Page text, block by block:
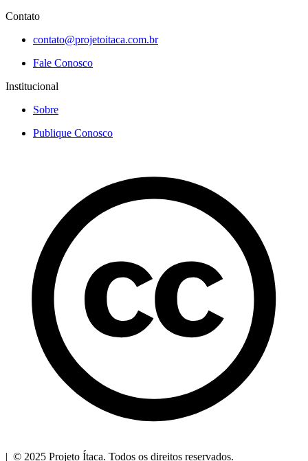
Contato
contato@projetoitaca.com.br
Fale Conosco
Institucional
Sobre
Publique Conosco
| © 2025 Projeto Ítaca. Todos os direitos reservados.